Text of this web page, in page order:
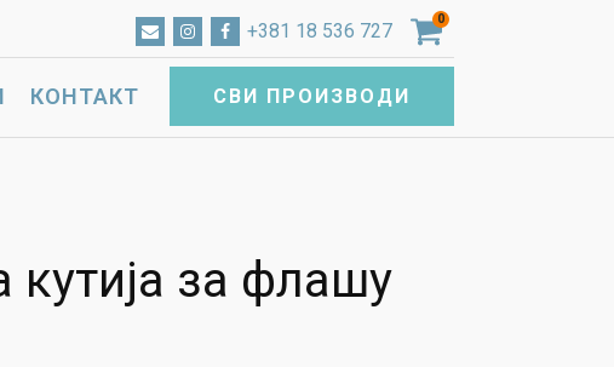
+381 18 536 727
0
КОНТАКТ СВИ ПРОИЗВОДИ
кутија за флашу